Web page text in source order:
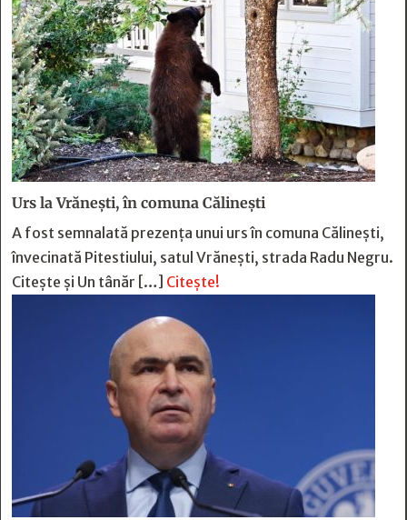
Urs la Vrănești, în comuna Călinești
A fost semnalată prezența unui urs în comuna Călinești,
învecinată Pitestiului, satul Vrănești, strada Radu Negru.
Citește și Un tânăr […] Citește!